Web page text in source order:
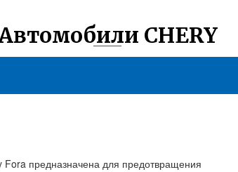
CHERY
предназначена для предотвращения